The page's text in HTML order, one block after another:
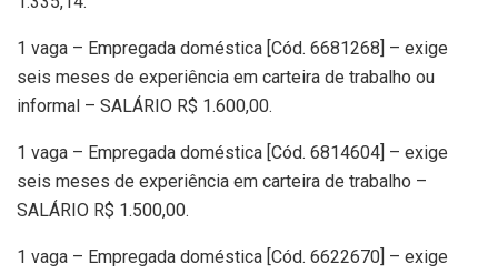
1 vaga – Empregada doméstica [Cód. 6681268] – exige
seis meses de experiência em carteira de trabalho ou
informal – SALÁRIO R$ 1.600,00.
1 vaga – Empregada doméstica [Cód. 6814604] – exige
seis meses de experiência em carteira de trabalho –
SALÁRIO R$ 1.500,00.
1 vaga – Empregada doméstica [Cód. 6622670] – exige